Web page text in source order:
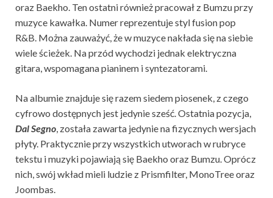
oraz Baekho. Ten ostatni również pracował z Bumzu przy
muzyce kawałka. Numer reprezentuje styl fusion pop
R&B. Można zauważyć, że w muzyce nakłada się na siebie
wiele ścieżek. Na przód wychodzi jednak elektryczna
gitara, wspomagana pianinem i syntezatorami.
Na albumie znajduje się razem siedem piosenek, z czego
cyfrowo dostępnych jest jedynie sześć. Ostatnia pozycja,
Dal Segno, została zawarta jedynie na fizycznych wersjach
płyty. Praktycznie przy wszystkich utworach w rubryce
tekstu i muzyki pojawiają się Baekho oraz Bumzu. Oprócz
nich, swój wkład mieli ludzie z Prismfilter, MonoTree oraz
Joombas.